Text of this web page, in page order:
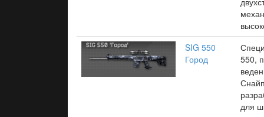
SIG 550
Город
550,
для